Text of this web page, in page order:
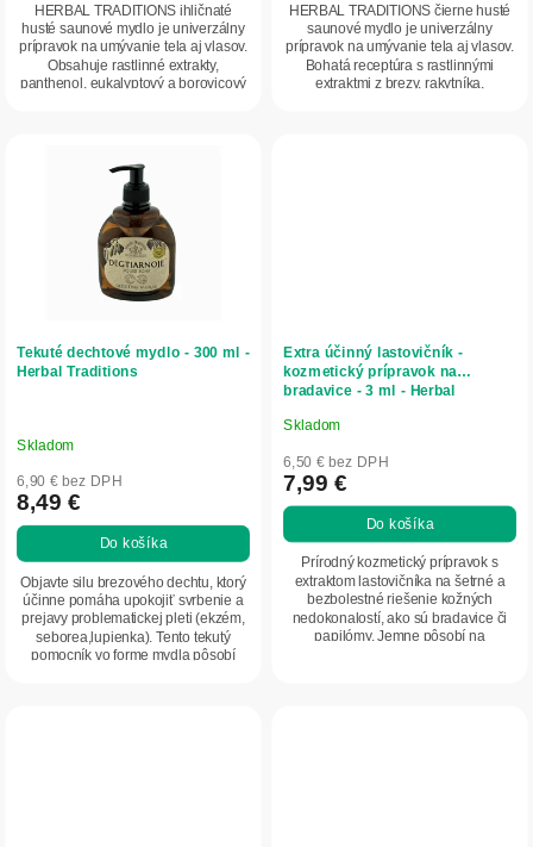
HERBAL TRADITIONS ihličnaté
husté saunové mydlo je univerzálny
prípravok na umývanie tela aj vlasov.
Obsahuje rastlinné extrakty,
panthenol, eukalyptový a borovicový
HERBAL TRADITIONS čierne husté
saunové mydlo je univerzálny
prípravok na umývanie tela aj vlasov.
Bohatá receptúra s rastlinnými
extraktmi z brezy, rakytníka,
Tekuté dechtové mydlo - 300 ml -
Herbal Traditions
Skladom
6,90 € bez DPH
8,49 €
Do košíka
Objavte silu brezového dechtu, ktorý
účinne pomáha upokojiť svrbenie a
prejavy problematickej pleti (ekzém,
seborea,lupienka). Tento tekutý
pomocník vo forme mydla pôsobí
Extra účinný lastovičník -
kozmetický prípravok na
bradavice - 3 ml - Herbal
Priemerné
hodnotenie
produktu
je
5,0
hviezdičiek.
Skladom
6,50 € bez DPH
7,99 €
Do košíka
Prírodný kozmetický prípravok s
extraktom lastovičníka na šetrné a
bezbolestné riešenie kožných
nedokonalostí, ako sú bradavice či
papilómy. Jemne pôsobí na